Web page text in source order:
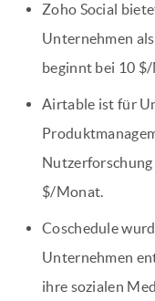
Zoho Social
Unternehmen
beginnt bei 10
Airtable ist für
$/Monat.
Coschedule
Unternehmen
ihre sozialen